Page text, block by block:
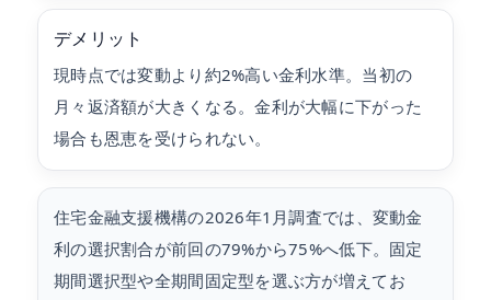
デメリット
現時点では変動より約2%高い金利水準。当初の
月々返済額が大きくなる。金利が大幅に下がった
場合も恩恵を受けられない。
住宅金融支援機構の2026年1月調査では、変動金
利の選択割合が前回の79%から75%へ低下。固定
期間選択型や全期間固定型を選ぶ方が増えてお